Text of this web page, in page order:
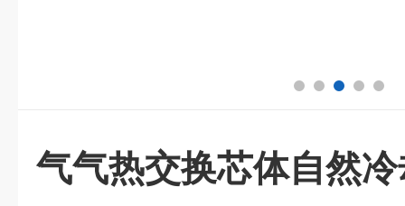
气气热交换芯体自然